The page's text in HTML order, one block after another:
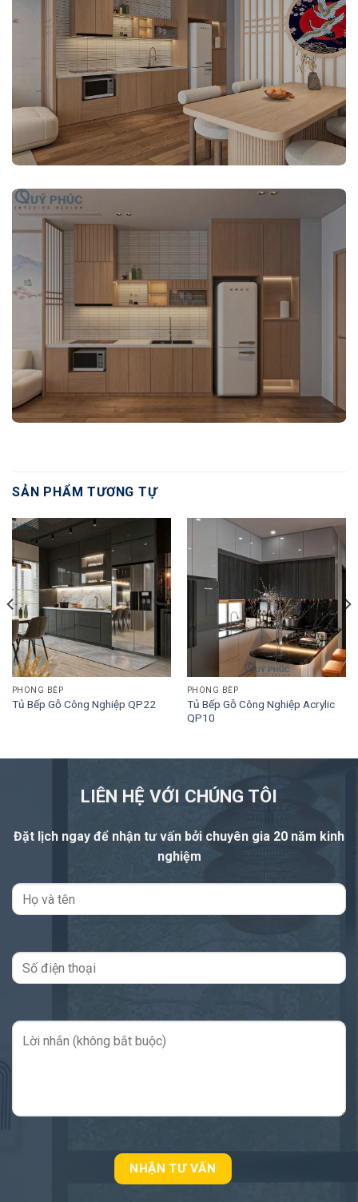
SẢN PHẨM TƯƠNG TỰ
PHÒNG BẾP
Tủ Bếp Gỗ Công Nghiệp QP22
PHÒNG BẾP
Tủ Bếp Gỗ Công Nghiệp Acrylic
QP10
LIÊN HỆ VỚI CHÚNG TÔI
Đặt lịch ngay để nhận tư vấn bởi chuyên gia 20 năm kinh
nghiệm